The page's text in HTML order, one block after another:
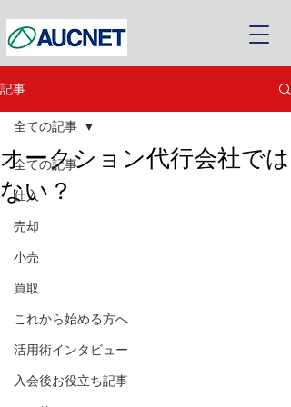
記事
全ての記事
仕入
売却
小売
買取
これから始める方へ
活用術インタビュー
入会後お役立ち記事
全ての記事
オークション代行会社では
ない？